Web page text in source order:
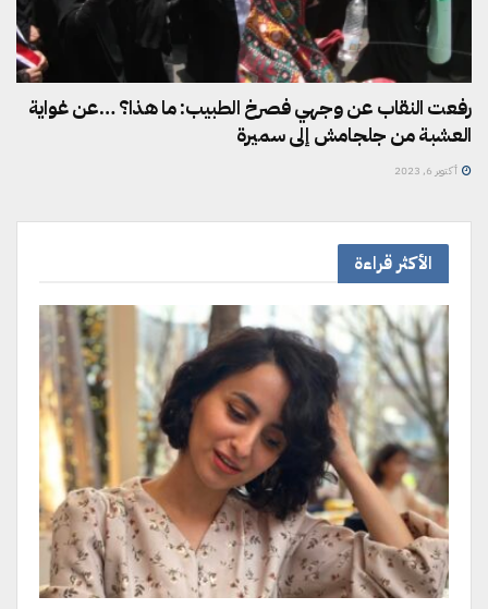
رفعت النقاب عن وجهي فصرخ الطبيب: ما هذا؟ …عن غواية
العشبة من جلجامش إلى سميرة
أكتوبر 6, 2023
الأكثر قراءة